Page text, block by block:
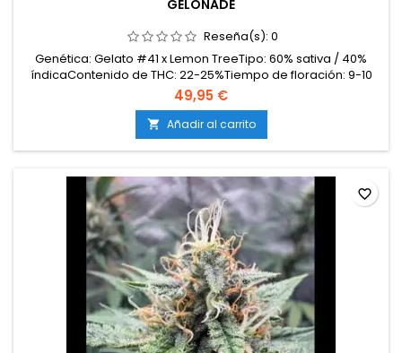
GELONADE
Reseña(s): 0
Genética: Gelato #41 x Lemon TreeTipo: 60% sativa / 40%
índicaContenido de THC: 22-25%Tiempo de floración: 9-10
semanas en interiorCosecha en exterior: Mediados de
octubreProducción en interior: 500-550 g/m²Producción en
exterior: más de 650 g/plantaAltura: 120-160 cm en interior;
hasta 250 cm en exteriorAromas y sabores: Dulces...
49,95 €
 Añadir al carrito
favorite_border